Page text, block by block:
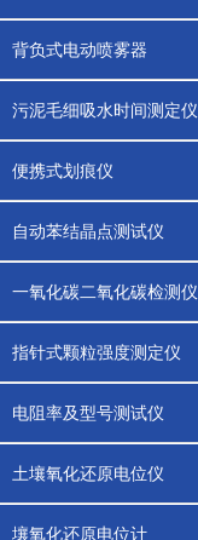
背负式电动喷雾器
污泥毛细吸水时间测定仪
便携式划痕仪
自动苯结晶点测试仪
一氧化碳二氧化碳检测仪
指针式颗粒强度测定仪
电阻率及型号测试仪
土壤氧化还原电位仪
壤氧化还原电位计